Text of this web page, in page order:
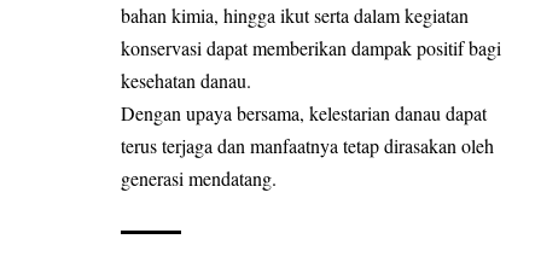
bahan kimia, hingga ikut serta dalam kegiatan
konservasi dapat memberikan dampak positif bagi
kesehatan danau.
Dengan upaya bersama, kelestarian danau dapat
terus terjaga dan manfaatnya tetap dirasakan oleh
generasi mendatang.